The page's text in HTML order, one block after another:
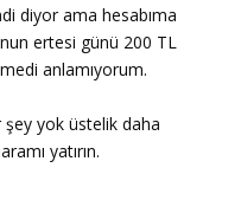
diyor ama hesabıma
ertesi günü 200 TL
anlamıyorum.
yok üstelik daha
yatırın.